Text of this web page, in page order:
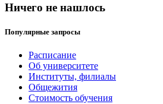
Ничего не нашлось
Популярные запросы
Расписание
Об университете
Институты, филиалы
Общежития
Стоимость обучения